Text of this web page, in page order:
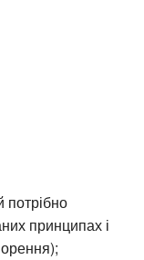
потрібно
принципах і